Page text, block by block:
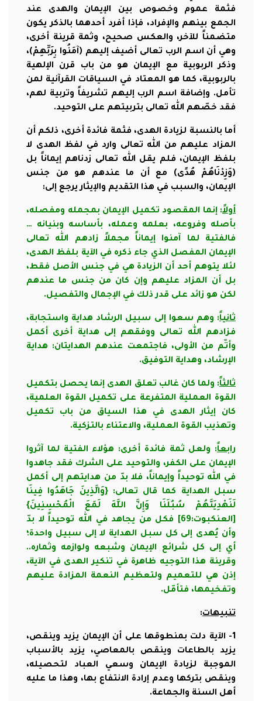
فثمة عموم وخصوص بين الإيمان والهدى عند
الجمع بينهم والإفراد، فإذا أفرد أحدهما بالذكر يكون
متضمناً للآخر، والعكس صحيح، وثمة قرينة أخرى،
وهي أن اسم الرب تعالى أضيف إليهم (آمَنُوا بِرَبِّهِمْ)،
وذكر الربوبية مع الإيمان هو من باب قرن الإلهية
بالربوبية، كما هو المعتاد في السياقات القرآنية لمن
تأمل. وإضافة اسم الرب إليهم تشريفاً وتربية لهم،
فقد خصّهم الله تعالى بتربيتهم على التوحيد.
أما بالنسبة لزيادة الهدى، فثمة فائدة أخرى، ذلكم أن
المزاد عليهم من الله تعالى وارد في لفظ الهدى لا
بلفظ الإيمان، فلم يقل الله تعالى زدناهم إيماناً بل
(وَزِدْنَاهُمْ هُدًى) مع أن ما عندهم هو من جنس
الإيمان، والسبب في هذا التقديم والإيثار يرجع إلى:
أولاً: إنما المقصود تكميل الإيمان بمجمله ومفصله،
بأصله وفروعه، بعلمه وعمله، بأساسه وبنيانه …
فالفتية لما آمنوا إيماناً مجملاً زادهم الله تعالى
الإيمان المفصل الذي جاء ذكره في الآية بلفظ الهدى،
لئلا يتوهم أحد أن الزيادة هي في جنس الأصل فقط،
بل أن المزاد عليهم وإن كان من جنس ما عندهم
لكن هو زائد على قدر ذلك في الإجمال والتفصيل.
ثانياً: وهم سعوا إلى سبيل الرشاد هداية واستجابة،
فزادهم الله تعالى ووفقهم إلى هداية أخرى أكمل
وأتّم من الأولى، فاجتمعت عندهم الهدايتان: هداية
الإرشاد، وهداية التوفيق.
ثالثاً: ولما كان غالب تعلق الهدى إنما يحصل بتكميل
القوة العملية المتفرعة على تكميل القوة العلمية،
كان إيثار الهدى في هذا السياق من باب تكميل
وتهذيب القوة العملية، والاعتناء بالتزكية.
رابعاً: ولعل ثمة فائدة أخرى: هؤلاء الفتية لما آثروا
الإيمان على الكفر، والتوحيد على الشرك فقد جاهدوا
في الله توحيداً وإيماناً، فلا بدّ من هدايتهم إلى أكمل
سبل الهداية كما قال تعالى: {وَالَّذِينَ جَاهَدُوا فِينَا
لَنَهْدِيَنَّهُمْ سُبُلَنَا وَإِنَّ اللَّهَ لَمَعَ الْمُحْسِنِينَ}
[العنكبوت:69] فكل من يجاهد في الله توحيداً لا بدّ
وأن يُهدى إلى كل سبل الهداية لا إلى سبيل واحدة؛
أي إلى كل شرائع الإيمان وشبعه ولوازمه وثماره..
وقرينة هذا التوجيه ظاهرة في تنكير الهدى في الآية،
إذن هي للتعميم ولتعظيم النعمة المزادة عليهم
وتفخيمها، فتأمّل.
تنبيهات:
1- الآية دلت بمنطوقها على أن الإيمان يزيد وينقص،
يزيد بالطاعات وينقص بالمعاصي، يزيد بالأسباب
الموجبة لزيادة الإيمان وسعي العباد لتحصيله،
وينقص بتركها وعدم إرادة الانتفاع بها، وهذا ما عليه
أهل السنة والجماعة.